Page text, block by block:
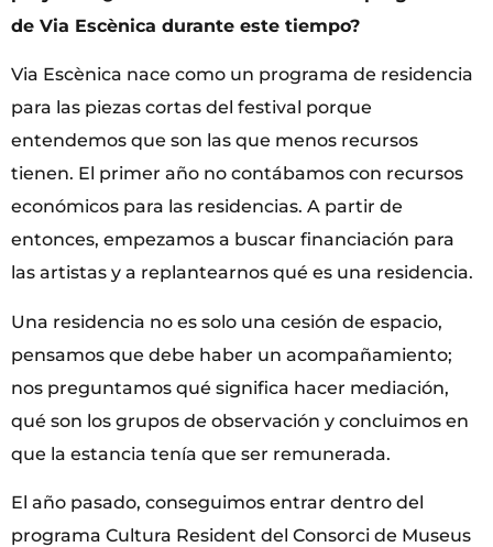
de Via Escènica durante este tiempo?
Via Escènica nace como un programa de residencia
para las piezas cortas del festival porque
entendemos que son las que menos recursos
tienen. El primer año no contábamos con recursos
económicos para las residencias. A partir de
entonces, empezamos a buscar financiación para
las artistas y a replantearnos qué es una residencia.
Una residencia no es solo una cesión de espacio,
pensamos que debe haber un acompañamiento;
nos preguntamos qué significa hacer mediación,
qué son los grupos de observación y concluimos en
que la estancia tenía que ser remunerada.
El año pasado, conseguimos entrar dentro del
programa Cultura Resident del Consorci de Museus